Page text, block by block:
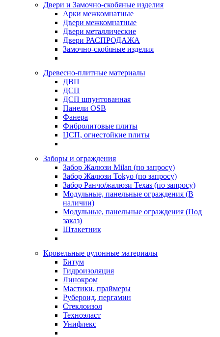
Двери и Замочно-скобяные изделия
Арки межкомнатные
Двери межкомнатные
Двери металлические
Двери РАСПРОДАЖА
Замочно-скобяные изделия
Древесно-плитные материалы
ДВП
ДСП
ДСП шпунтованная
Панели OSB
Фанера
Фибролитовые плиты
ЦСП, огнестойкие плиты
Заборы и ограждения
Забор Жалюзи Milan (по запросу)
Забор Жалюзи Tokyo (по запросу)
Забор Ранчо/жалюзи Texas (по запросу)
Модульные, панельные ограждения (В
наличии)
Модульные, панельные ограждения (Под
заказ)
Штакетник
Кровельные рулонные материалы
Битум
Гидроизоляция
Линокром
Мастики, праймеры
Рубероид, пергамин
Стеклоизол
Техноэласт
Унифлекс